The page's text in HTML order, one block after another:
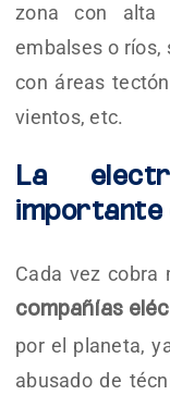
zona con alta
embalses o ríos,
con áreas
vientos, etc.
La
importante
Cada vez cobra
compañías
por el planeta,
abusado de